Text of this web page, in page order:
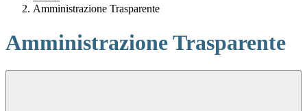
Amministrazione Trasparente
Amministrazione Trasparente